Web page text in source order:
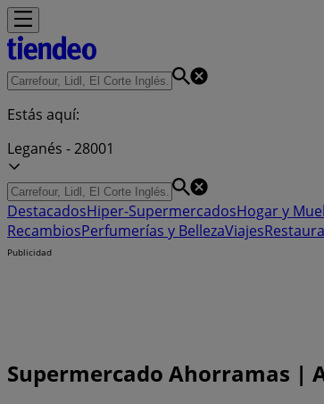
Estás aquí:
Leganés - 28001
DestacadosHiper-SupermercadosHogar y
RecambiosPerfumerías y BellezaViajes
Publicidad
Supermercado Ahorramas |